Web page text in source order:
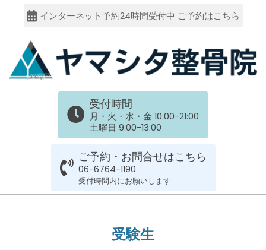
content
インターネット予約24時間受付中 ご予約はこちら
大
谷
受付時間
月・火・水・金 10:00-21:00
土曜日 9:00-13:00
ご予約・お問合せはこちら
06-6764-1190
受付時間内にお願いします
受験生